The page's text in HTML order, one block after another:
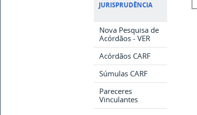
JURISPRUDÊNCIA
Nova Pesquisa de
Acórdãos - VER
Acórdãos CARF
Súmulas CARF
Pareceres
Vinculantes